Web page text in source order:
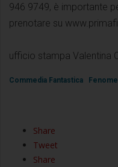
946 9749, è importante
prenotare su
ufficio stampa Valentina
Commedia Fantastica
Share
Tweet
Share